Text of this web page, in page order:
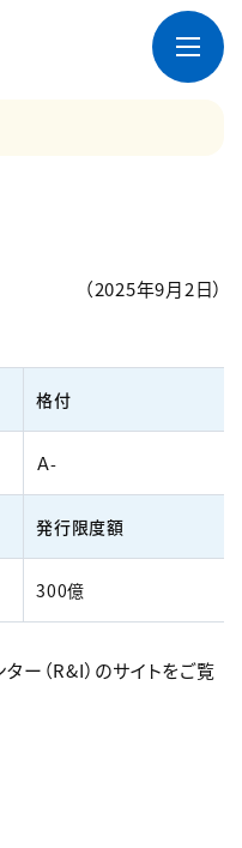
（2025年9月2日）
格付
Ａ-
発行限度額
300億
ー（R&I）のサイトをご覧